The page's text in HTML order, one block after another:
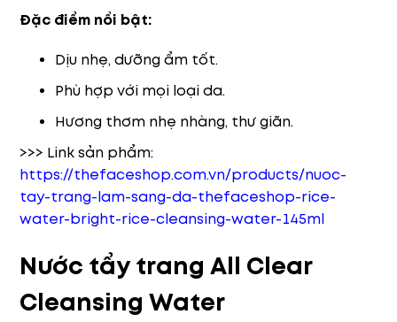
Đặc điểm nổi bật:
Dịu nhẹ, dưỡng ẩm tốt.
Phù hợp với mọi loại da.
Hương thơm nhẹ nhàng, thư giãn.
>>> Link sản phẩm:
https://thefaceshop.com.vn/products/nuoc-
tay-trang-lam-sang-da-thefaceshop-rice-
water-bright-rice-cleansing-water-145ml
Nước tẩy trang All Clear
Cleansing Water